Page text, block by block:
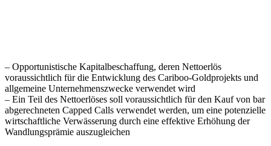
– Opportunistische Kapitalbeschaffung, deren Nettoerlös
voraussichtlich für die Entwicklung des Cariboo-Goldprojekts und
allgemeine Unternehmenszwecke verwendet wird
– Ein Teil des Nettoerlöses soll voraussichtlich für den Kauf von bar
abgerechneten Capped Calls verwendet werden, um eine potenzielle
wirtschaftliche Verwässerung durch eine effektive Erhöhung der
Wandlungsprämie auszugleichen